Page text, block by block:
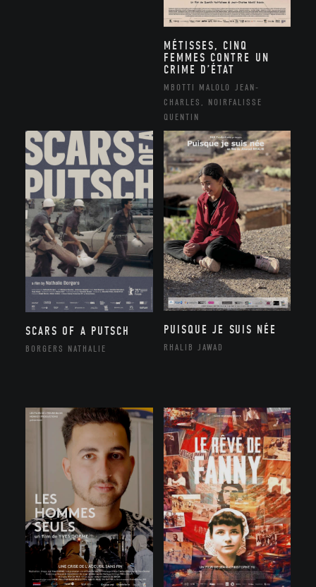
MÉTISSES, CINQ
FEMMES CONTRE UN
CRIME D’ÉTAT
MBOTTI MALOLO JEAN-
CHARLES, NOIRFALISSE
QUENTIN
SCARS OF A PUTSCH
BORGERS NATHALIE
PUISQUE JE SUIS NÉE
RHALIB JAWAD